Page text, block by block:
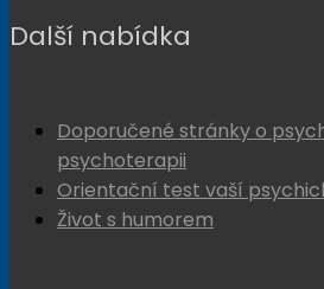
Další nabídka
Doporučené stránky o
psychoterapii
Orientační test vaší
Život s humorem